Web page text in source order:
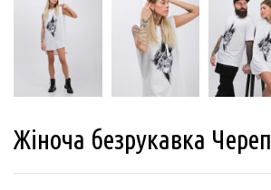
Жіноча безрукавка Череп